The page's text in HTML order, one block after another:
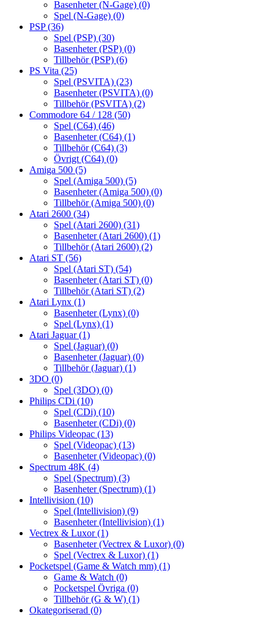
Basenheter (N-Gage) (0)
Spel (N-Gage) (0)
PSP(36)
Spel (PSP) (30)
Basenheter (PSP) (0)
Tillbehör (PSP) (6)
PS Vita (25)
Spel (PSVITA) (23)
Basenheter (PSVITA) (0)
Tillbehör (PSVITA) (2)
Commodore 64 / 128 (50)
Spel (C64) (46)
Basenheter (C64) (1)
Tillbehör (C64) (3)
Övrigt (C64) (0)
Amiga 500 (5)
Spel (Amiga 500) (5)
Basenheter (Amiga 500) (0)
Tillbehör (Amiga 500) (0)
Atari 2600 (34)
Spel (Atari 2600) (31)
Basenheter (Atari 2600) (1)
Tillbehör (Atari 2600) (2)
Atari ST (56)
Spel (Atari ST) (54)
Basenheter (Atari ST) (0)
Tillbehör (Atari ST) (2)
Atari Lynx (1)
Basenheter (Lynx) (0)
Spel (Lynx) (1)
Atari Jaguar(1)
Spel (Jaguar) (0)
Basenheter (Jaguar) (0)
Tillbehör (Jaguar) (1)
3DO (0)
Spel (3DO) (0)
Philips CDi (10)
Spel (CDi) (10)
Basenheter (CDi) (0)
Philips Videopac (13)
Spel (Videopac) (13)
Basenheter (Videopac) (0)
Spectrum 48K (4)
Spel (Spectrum) (3)
Basenheter (Spectrum) (1)
Intellivision (10)
Spel (Intellivision) (9)
Basenheter (Intellivision) (1)
Vectrex & Luxor(1)
Basenheter (Vectrex & Luxor) (0)
Spel (Vectrex & Luxor) (1)
Pocketspel (Game & Watch mm) (1)
Game & Watch (0)
Pocketspel Övriga (0)
Tillbehör (G & W) (1)
Okategoriserad (0)